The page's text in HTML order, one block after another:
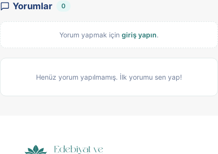
Yorumlar 0
Yorum yapmak için giriş yapın.
Henüz yorum yapılmamış. İlk yorumu sen yap!